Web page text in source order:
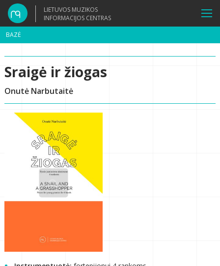
LIETUVOS MUZIKOS
INFORMACIJOS CENTRAS
BAZĖ
Sraigė ir žiogas
Onutė Narbutaitė